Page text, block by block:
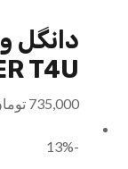
دانگل
T4U
735,000
-13%